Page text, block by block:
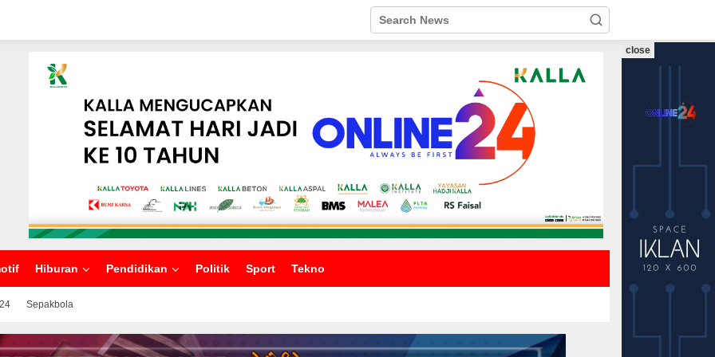
Hiburan Pendidikan Politik Sport Tekno
Sepakbola
close